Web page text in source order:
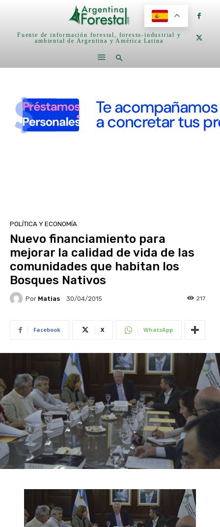
Fuente de información forestal, foresto-industrial y
ambiental de Argentina y América Latina
POLÍTICA Y ECONOMÍA
Nuevo financiamiento para
mejorar la calidad de vida de las
comunidades que habitan los
Bosques Nativos
Por Matias 30/04/2015 217
Facebook X WhatsApp